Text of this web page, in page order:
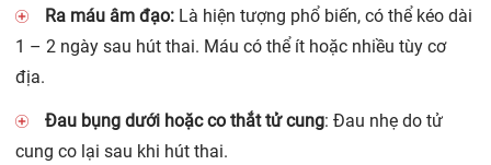
Ra máu âm đạo: Là hiện tượng phổ biến, có thể kéo dài
1 – 2 ngày sau hút thai. Máu có thể ít hoặc nhiều tùy cơ
địa.
Đau bụng dưới hoặc co thắt tử cung: Đau nhẹ do tử
cung co lại sau khi hút thai.